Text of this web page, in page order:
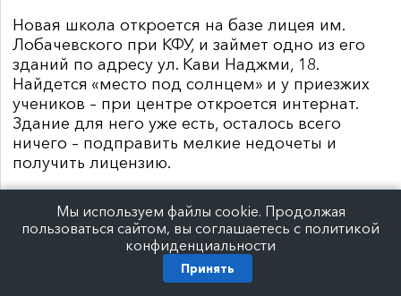
Новая школа откроется на базе лицея им.
Лобачевского при КФУ, и займет одно из его
зданий по адресу ул. Кави Наджми, 18.
Найдется «место под солнцем» и у приезжих
учеников – при центре откроется интернат.
Здание для него уже есть, осталось всего
ничего – подправить мелкие недочеты и
получить лицензию.
дети 7-11 классов. То есть родители детей,
заканчивающих сейчас 6 класс и старше, могут
задуматься о развитии талантов своих
отпрысков в специальной школе. Если эти
Мы используем файлы cookie. Продолжая
пользоваться сайтом, вы соглашаетесь с политикой
конфиденциальности
Принять